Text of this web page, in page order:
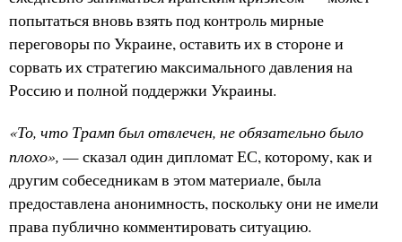
попытаться вновь взять под контроль мирные
переговоры по Украине, оставить их в стороне и
сорвать их стратегию максимального давления на
Россию и полной поддержки Украины.
«То, что Трамп был отвлечен, не обязательно было
плохо», — сказал один дипломат ЕС, которому, как и
другим собеседникам в этом материале, была
предоставлена анонимность, поскольку они не имели
права публично комментировать ситуацию.